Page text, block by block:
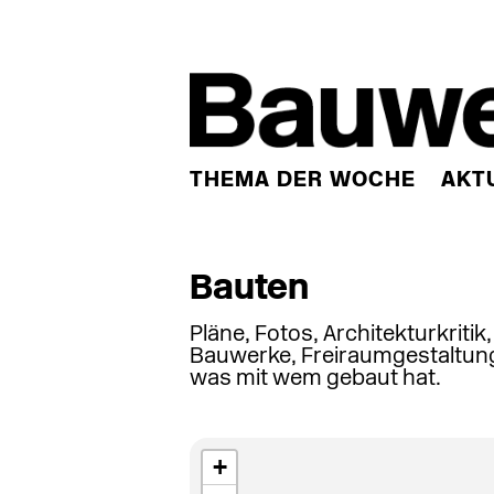
THEMA DER WOCHE
Bauten
Pläne, Fotos,
Bauwerke,
was mit wem gebaut hat.
+